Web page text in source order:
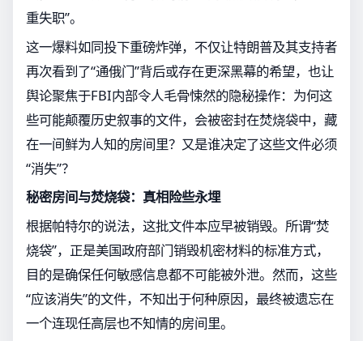
重失职”。
这一爆料如同投下重磅炸弹，不仅让特朗普及其支持者
再次看到了“通俄门”背后或存在更深黑幕的希望，也让
舆论聚焦于FBI内部令人毛骨悚然的隐秘操作：为何这
些可能颠覆历史叙事的文件，会被密封在焚烧袋中，藏
在一间鲜为人知的房间里？又是谁决定了这些文件必须
“消失”？
秘密房间与焚烧袋：真相险些永埋
根据帕特尔的说法，这批文件本应早被销毁。所谓“焚
烧袋”，正是美国政府部门销毁机密材料的标准方式，
目的是确保任何敏感信息都不可能被外泄。然而，这些
“应该消失”的文件，不知出于何种原因，最终被遗忘在
一个连现任高层也不知情的房间里。